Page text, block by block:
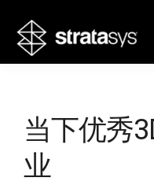
当下优秀
业